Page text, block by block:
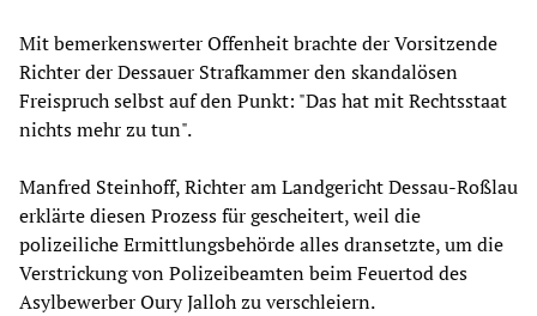
Mit bemerkenswerter Offenheit brachte der Vorsitzende
Richter der Dessauer Strafkammer den skandalösen
Freispruch selbst auf den Punkt: "Das hat mit Rechtsstaat
nichts mehr zu tun".
Manfred Steinhoff, Richter am Landgericht Dessau-Roßlau
erklärte diesen Prozess für gescheitert, weil die
polizeiliche Ermittlungsbehörde alles dransetzte, um die
Verstrickung von Polizeibeamten beim Feuertod des
Asylbewerber Oury Jalloh zu verschleiern.